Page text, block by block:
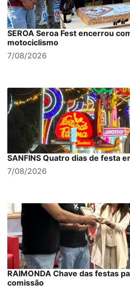
SEROA Seroa Fest encerrou
motociclismo
7/08/2026
SANFINS Quatro dias de festa
7/08/2026
RAIMONDA Chave das festas
comissão